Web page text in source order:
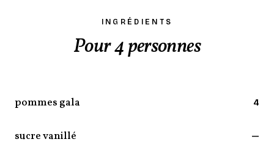
INGRÉDIENTS
Pour 4 personnes
pommes gala 4
sucre vanillé —